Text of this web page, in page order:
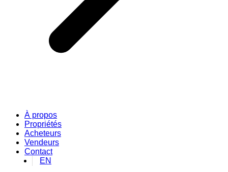
À propos
Propriétés
Acheteurs
Vendeurs
Contact
EN